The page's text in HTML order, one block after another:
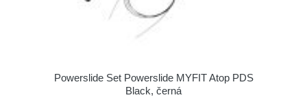
Powerslide Set Powerslide MYFIT Atop PDS
Black, černá